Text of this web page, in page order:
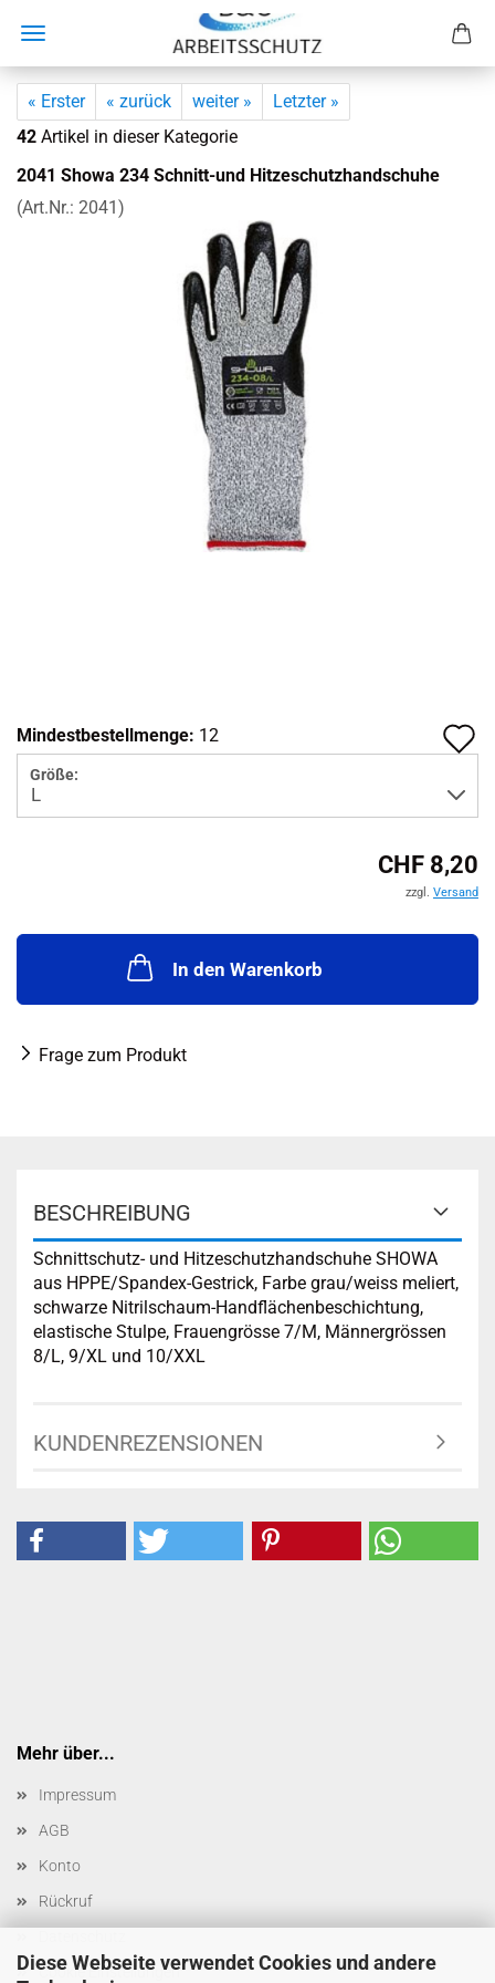
Diese Webseite verwendet Cookies und andere
« Erster « zurück weiter »
Letzter »
42 Artikel in dieser Kategorie
2041 Showa 234 Schnitt-​und Hit­ze­schutz­hand­schu­he
(Art.Nr.: 2041)
Mindestbestellmenge: 12
Größe:
CHF 8,20
zzgl. Versand
In den Warenkorb
Frage zum Produkt
BESCHREIBUNG
Schnittschutz- und Hitzeschutzhandschuhe SHOWA
aus HPPE/Spandex-Gestrick, Farbe grau/weiss meliert,
schwarze Nitrilschaum-Handflächenbeschichtung,
elastische Stulpe, Frauengrösse 7/M, Männergrössen
8/L, 9/XL und 10/XXL
KUNDENREZENSIONEN
Mehr über...
Impressum
AGB
Konto
Rückruf
Cookie Einstellungen